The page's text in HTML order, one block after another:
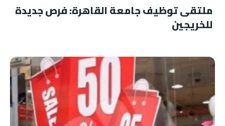
ملتقى توظيف جامعة القاهرة: فرص جديدة
للخريجين